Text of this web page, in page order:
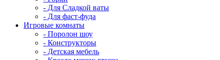
- Для Сладкой ваты
- Для фаст-фуда
Игровые комнаты
- Поролон шоу
- Конструкторы
- Детская мебель